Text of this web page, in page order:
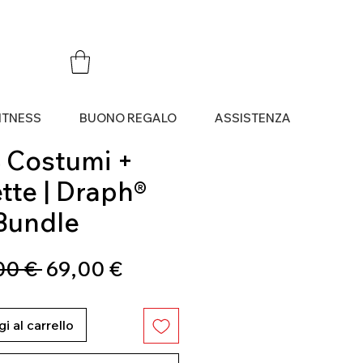
BUONO REGALO ASSISTENZA
Costumi +
| Draph®
€ Prezzo
69,00 €Prezzo
al carrello